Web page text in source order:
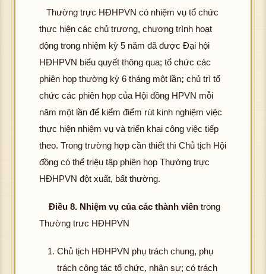
Thường trực HĐHPVN có nhiệm vụ tổ chức
thực hiện các chủ trương, chương trình hoạt
động trong nhiệm kỳ 5 năm đã được Đại hội
HĐHPVN biểu quyết thông qua; tổ chức các
phiên họp thường kỳ 6 tháng một lần; chủ trì tổ
chức các phiên họp của Hội đồng HPVN mỗi
năm một lần để kiểm điểm rút kinh nghiệm việc
thực hiện nhiệm vụ và triển khai công việc tiếp
theo. Trong trường hợp cần thiết thì Chủ tịch Hội
đồng có thể triệu tập phiên họp Thường trực
HĐHPVN đột xuất, bất thường.
Điều 8. Nhiệm vụ của các thành viên trong
Thường trưc HĐHPVN
Chủ tịch HĐHPVN phụ trách chung, phụ
trách công tác tổ chức, nhân sự; có trách